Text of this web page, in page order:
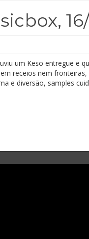
16/
um Keso entregue e
receios nem
e diversão, samples